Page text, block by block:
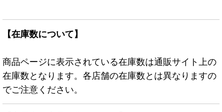
【在庫数について】
商品ページに表示されている在庫数は通販サイト上の
在庫数となります。各店舗の在庫数とは異なりますの
でご注意ください。